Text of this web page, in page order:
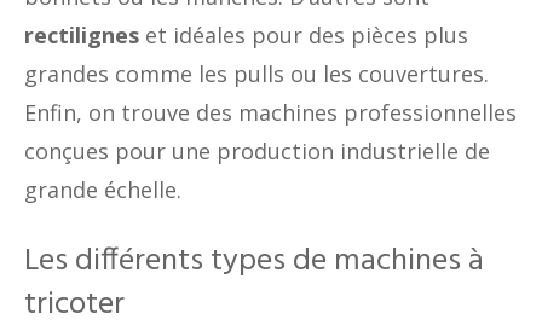
rectilignes et idéales pour des pièces plus
grandes comme les pulls ou les couvertures.
Enfin, on trouve des machines professionnelles
conçues pour une production industrielle de
grande échelle.
Les différents types de machines à
tricoter